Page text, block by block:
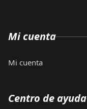
Mi cuenta
Mi cuenta
Centro de ayuda